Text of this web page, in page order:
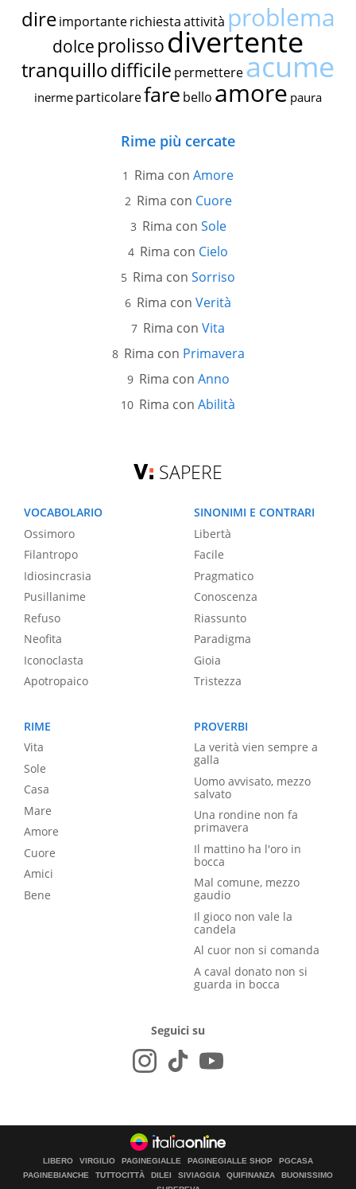
dire importante richiestaattività problema
dolce prolissodivertente
tranquillodifficile permettereacume
inerme particolarefare bello amore paura
Rime più cercate
Rima con Amore
Rima con Cuore
Rima con Sole
Rima con Cielo
Rima con Sorriso
Rima con Verità
Rima con Vita
Rima con Primavera
Rima con Anno
Rima con Abilità
SAPERE
VOCABOLARIO
Ossimoro
Filantropo
Idiosincrasia
Pusillanime
Refuso
Neofita
Iconoclasta
Apotropaico
SINONIMI E CONTRARI
Libertà
Facile
Pragmatico
Conoscenza
Riassunto
Paradigma
Gioia
Tristezza
RIME
Vita
Sole
Casa
Mare
Amore
Cuore
Amici
Bene
PROVERBI
La verità vien sempre a
galla
Uomo avvisato, mezzo
salvato
Una rondine non fa
primavera
Il mattino ha l'oro in
bocca
Mal comune, mezzo
gaudio
Il gioco non vale la
candela
Al cuor non si comanda
A caval donato non si
guarda in bocca
Seguici su
LIBERO VIRGILIO PAGINEGIALLE PAGINEGIALLE SHOP
PGCASA
PAGINEBIANCHE
TUTTOCITTÀ DILEI SIVIAGGIA QUIFINANZA
BUONISSIMO